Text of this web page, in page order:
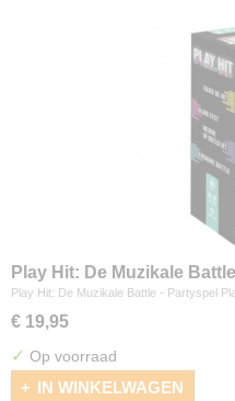
Play Hit: De Muzikale
Play Hit: De Muzikale Battle - Partyspel
€ 19,95
✓ Op voorraad
IN WINKELWAGEN